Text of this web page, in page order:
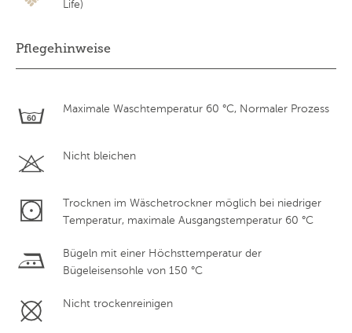
Life)
Pflegehinweise
Maximale Waschtemperatur 60 °C, Normaler Prozess
Nicht bleichen
Trocknen im Wäschetrockner möglich bei niedriger
Temperatur, maximale Ausgangstemperatur 60 °C
Bügeln mit einer Höchsttemperatur der
Bügeleisensohle von 150 °C
Nicht trockenreinigen